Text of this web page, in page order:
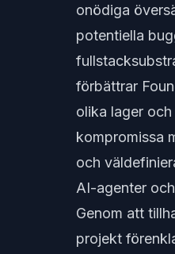
onödiga
potentiella
förbättrar
olika lager
kompromissa
och
AI-agenter
Genom att
projekt